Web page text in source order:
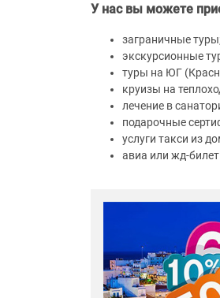
У нас вы можете
заграничные
экскурсионные
туры на ЮГ
круизы на
лечение в
подарочные
услуги такси из
авиа или жд-